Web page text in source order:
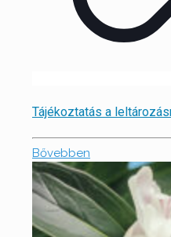
Tájékoztatás a
Bővebben